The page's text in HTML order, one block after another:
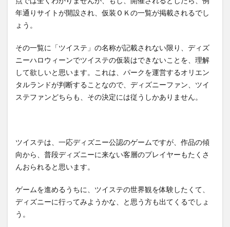
年通りサイトが開設され、仮装ＯＫの一覧が掲載されるでし
ょう。
その一覧に「ツイステ」の名称が記載されない限り、ディズ
ニーハロウィーンでツイステの仮装はできないことを、理解
して欲しいと思います。これは、パークを運営するオリエン
タルランドが判断することなので、ディズニーファン、ツイ
ステファンどちらも、その決定には従うしかありません。
ツイステは、一応ディズニー公認のゲームですが、作品の傾
向から、普段ディズニーに来ない客層のプレイヤーもたくさ
んおられると思います。
ゲームを進めるうちに、ツイステの世界観を体験したくて、
ディズニーに行ってみようかな、と思う方も出てくるでしょ
う。